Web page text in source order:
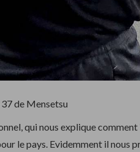
de Mensetsu
qui nous explique comment
le pays. Evidemment il nous